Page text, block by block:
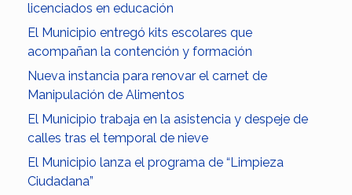
licenciados en educación
El Municipio entregó kits escolares que
acompañan la contención y formación
Nueva instancia para renovar el carnet de
Manipulación de Alimentos
El Municipio trabaja en la asistencia y despeje de
calles tras el temporal de nieve
El Municipio lanza el programa de “Limpieza
Ciudadana”